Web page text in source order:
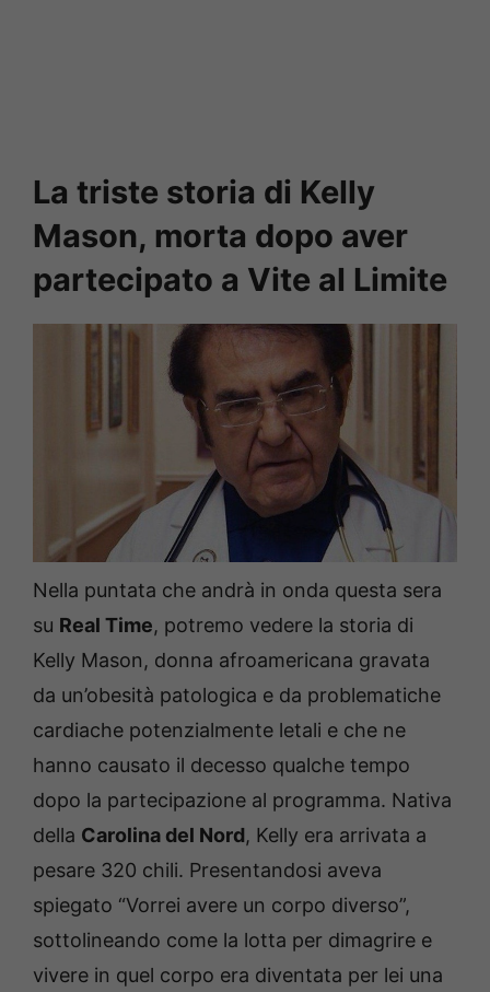
La triste storia di Kelly
Mason, morta dopo aver
partecipato a Vite al Limite
Nella puntata che andrà in onda questa sera
su Real Time, potremo vedere la storia di
Kelly Mason, donna afroamericana gravata
da un’obesità patologica e da problematiche
cardiache potenzialmente letali e che ne
hanno causato il decesso qualche tempo
dopo la partecipazione al programma. Nativa
della Carolina del Nord, Kelly era arrivata a
pesare 320 chili. Presentandosi aveva
spiegato “Vorrei avere un corpo diverso”,
sottolineando come la lotta per dimagrire e
vivere in quel corpo era diventata per lei una